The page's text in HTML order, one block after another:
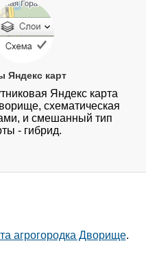
Яндекс карт
Яндекс карта
схематическая
и смешанный тип
- гибрид.
агрогородка Дворище.